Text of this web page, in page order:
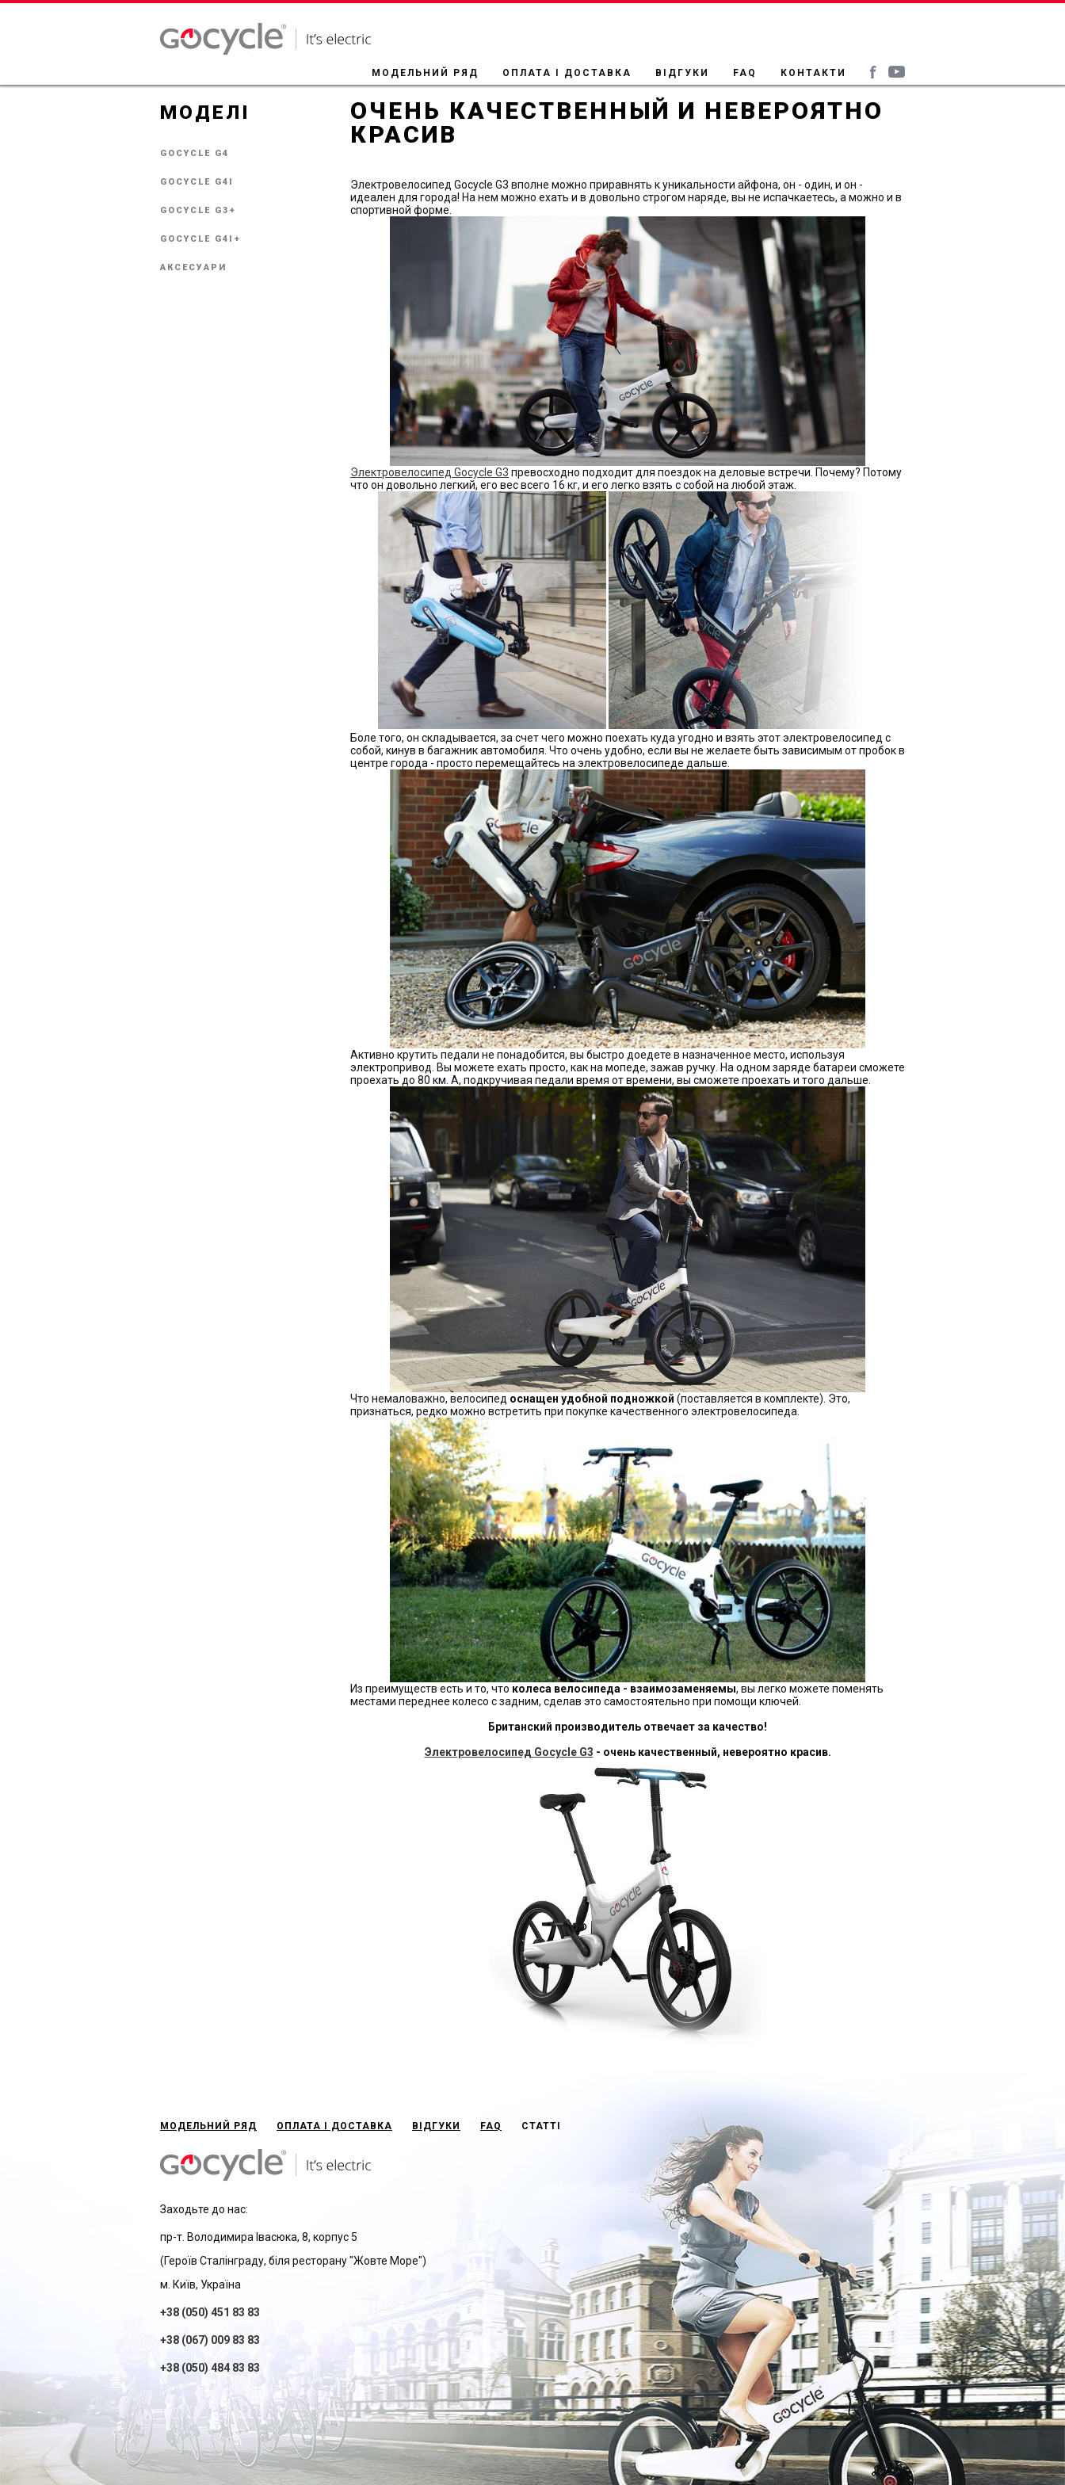
МОДЕЛЬНИЙ РЯД ОПЛАТА І ДОСТАВКА ВІДГУКИ FAQ КОНТАКТИ
ОЧЕНЬ КАЧЕСТВЕННЫЙ И НЕВЕРОЯТНО
КРАСИВ
Электровелосипед Gocycle G3 вполне можно приравнять к уникальности айфона, он - один, и он -
идеален для города! На нем можно ехать и в довольно строгом наряде, вы не испачкаетесь, а можно и в
спортивной форме.
Электровелосипед Gocycle G3 превосходно подходит для поездок на деловые встречи. Почему? Потому
что он довольно легкий, его вес всего 16 кг, и его легко взять с собой на любой этаж.
Боле того, он складывается, за счет чего можно поехать куда угодно и взять этот электровелосипед с
собой, кинув в багажник автомобиля. Что очень удобно, если вы не желаете быть зависимым от пробок в
центре города - просто перемещайтесь на электровелосипеде дальше.
Активно крутить педали не понадобится, вы быстро доедете в назначенное место, используя
электропривод. Вы можете ехать просто, как на мопеде, зажав ручку. На одном заряде батареи сможете
проехать до 80 км. А, подкручивая педали время от времени, вы сможете проехать и того дальше.
Что немаловажно, велосипед оснащен удобной подножкой (поставляется в комплекте). Это,
признаться, редко можно встретить при покупке качественного электровелосипеда.
Из преимуществ есть и то, что колеса велосипеда - взаимозаменяемы, вы легко можете поменять
местами переднее колесо с задним, сделав это самостоятельно при помощи ключей.
Британский производитель отвечает за качество!
Электровелосипед Gocycle G3 - очень качественный, невероятно красив.
МОДЕЛІ
GOCYCLE G4
GOCYCLE G4I
GOCYCLE G3+
GOCYCLE G4I+
АКСЕСУАРИ
МОДЕЛЬНИЙ РЯД ОПЛАТА І ДОСТАВКА ВІДГУКИ FAQ СТАТТІ
Заходьте до нас:
пр-т. Володимира Івасюка, 8, корпус 5
(Героїв Сталінграду, біля ресторану "Жовте Море")
м. Київ, Україна
+38 (050) 451 83 83
+38 (067) 009 83 83
+38 (050) 484 83 83